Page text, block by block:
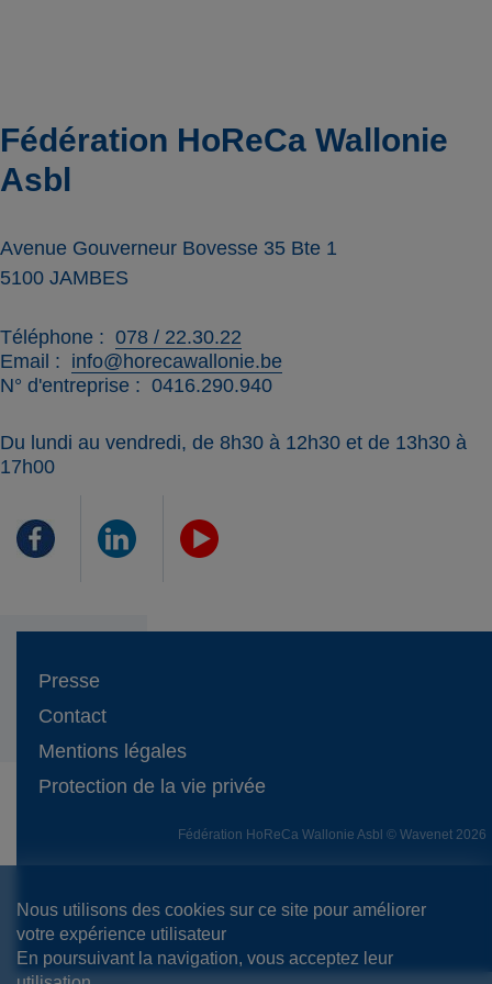
Nous utilisons des cookies sur ce site pour améliorer
votre expérience utilisateur
En poursuivant la navigation, vous acceptez leur
Fédération HoReCa Wallonie
Asbl
Avenue Gouverneur Bovesse 35 Bte 1
5100 JAMBES
Téléphone
078 / 22.30.22
Email
info@horecawallonie.be
N° d'entreprise
0416.290.940
Du lundi au vendredi, de 8h30 à 12h30 et de 13h30 à
17h00
Presse
Contact
Mentions légales
Protection de la vie privée
Fédération HoReCa Wallonie Asbl © Wavenet 2026